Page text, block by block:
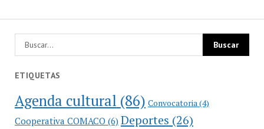
ETIQUETAS
Agenda cultural (86) Convocatoria (4)
Cooperativa COMACO(6) Deportes (26)